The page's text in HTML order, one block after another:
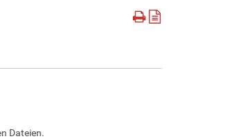
Dateien.